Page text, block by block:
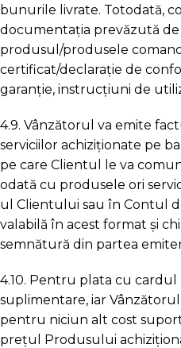
bunurile livrate. Totodată,
documentația prevăzută
produsul/produsele
certificat/declarație de
garanție, instrucțiuni de
4.9. Vânzătorul va emite
serviciilor achiziționate pe
pe care Clientul le va
odată cu produsele ori
ul Clientului sau în Contul
valabilă în acest format și
semnătură din partea
4.10. Pentru plata cu
suplimentare, iar
pentru niciun alt cost
preţul Produsului